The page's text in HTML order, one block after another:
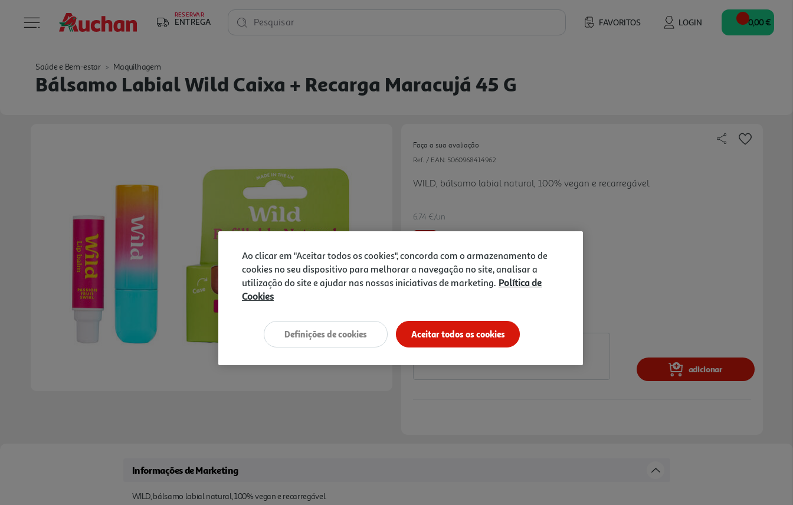
RESERVAR
ENTREGA FAVORITOS LOGIN
Pesquisar 0,00 €
Saúde e Bem-estar Maquilhagem
Bálsamo Labial Wild Caixa + Recarga Maracujá 45 G
Faça a sua avaliação
Ref. / EAN: 5060968414962
WILD, bálsamo labial natural, 100% vegan e recarregável.
6.74 €/un
Price reduced from
8,99 €to
6,74 €
Notas de preparação
adicionar
Informações de Marketing
WILD, bálsamo labial natural, 100% vegan e recarregável.
Ao clicar em "Aceitar todos os cookies", concorda com o armazenamento de
cookies no seu dispositivo para melhorar a navegação no site, analisar a
utilização do site e ajudar nas nossas iniciativas de marketing. Política de
Cookies
Aceitar todos os cookies
Definições de cookies